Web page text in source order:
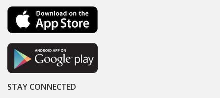
STAY CONNECTED